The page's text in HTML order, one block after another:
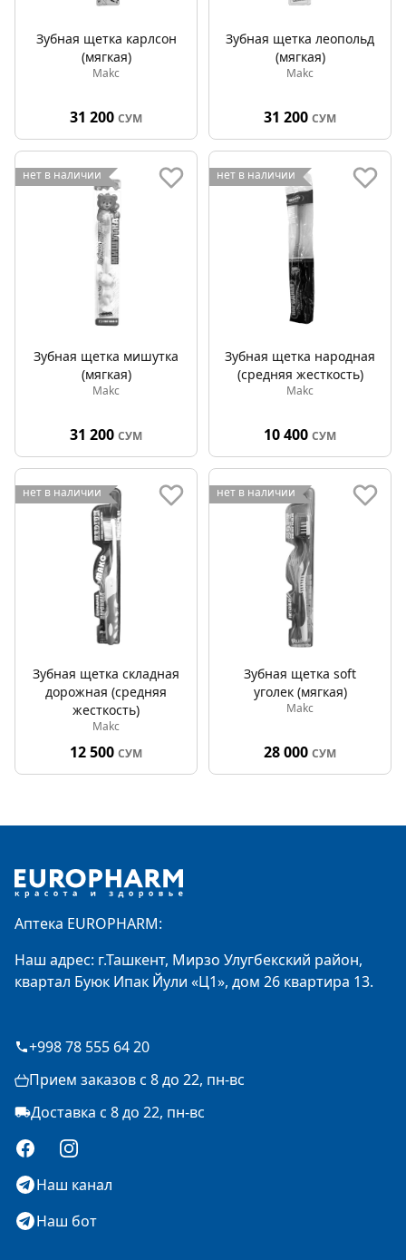
Зубная щетка карлсон
(мягкая)
Makc
31 200 СУМ
Зубная щетка леопольд
(мягкая)
Makc
31 200 СУМ
нет в наличии
Зубная щетка мишутка
(мягкая)
Makc
31 200 СУМ
нет в наличии
Зубная щетка народная
(средняя жесткость)
Makc
10 400 СУМ
нет в наличии
Зубная щетка складная
дорожная (средняя
жесткость)
Makc
12 500 СУМ
нет в наличии
Зубная щетка soft
уголек (мягкая)
Makc
28 000 СУМ
Аптека EUROPHARM:
Наш адрес: г.Ташкент, Мирзо Улугбекский район,
квартал Буюк Ипак Йули «Ц1», дом 26 квартира 13.
+998 78 555 64 20
Прием заказов с 8 до 22, пн-вс
Доставка с 8 до 22, пн-вс
FacebookInstagram
Наш канал
Наш бот